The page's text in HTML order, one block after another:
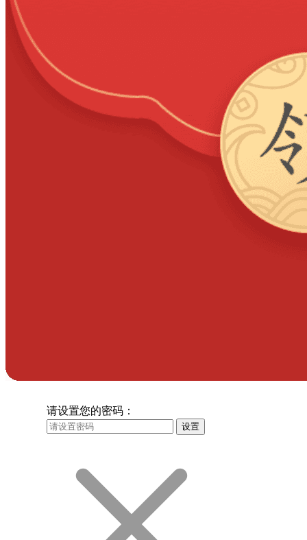
请设置您的密码：
设置